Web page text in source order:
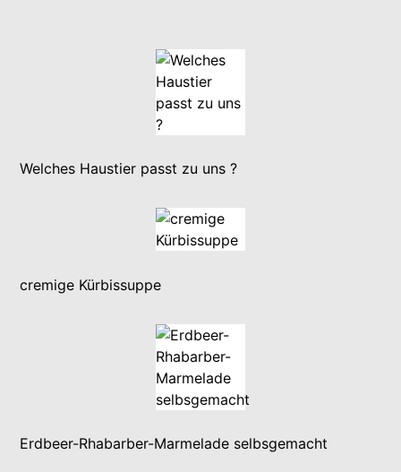
Welches Haustier passt zu uns ?
cremige Kürbissuppe
Erdbeer-Rhabarber-Marmelade selbsgemacht